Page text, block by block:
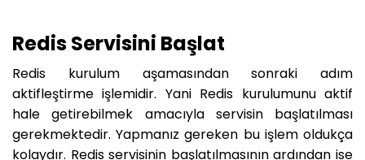
Redis Servisini Başlat
Redis kurulum aşamasından sonraki adım
aktifleştirme işlemidir. Yani Redis kurulumunu aktif
hale getirebilmek amacıyla servisin başlatılması
gerekmektedir. Yapmanız gereken bu işlem oldukça
kolaydır. Redis servisinin başlatılmasının ardından ise